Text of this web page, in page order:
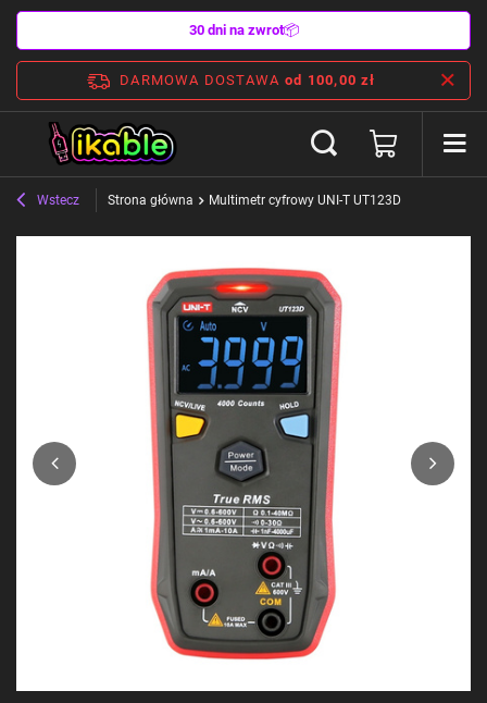
30 dni na zwrot📦
DARMOWA DOSTAWA od 100,00 zł
Wstecz Strona główna Multimetr cyfrowy UNI-T UT123D